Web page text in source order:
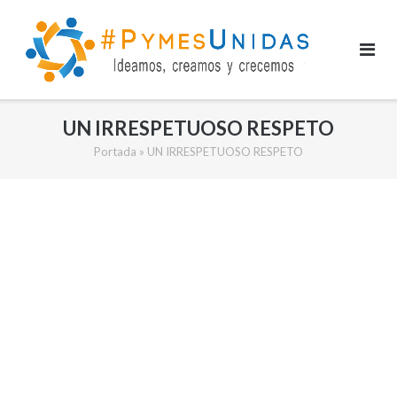
contenido
UN IRRESPETUOSO RESPETO
Portada » UN IRRESPETUOSO RESPETO